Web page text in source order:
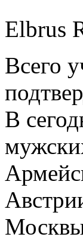
Elbrus
Всего
В